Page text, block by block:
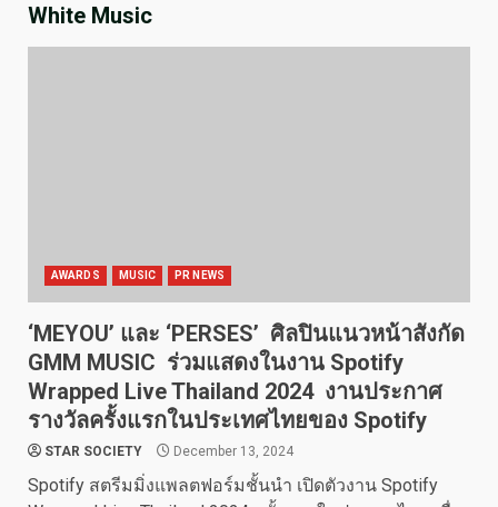
White Music
AWARDS MUSIC PR NEWS
‘MEYOU’ และ ‘PERSES’ ศิลปินแนวหน้าสังกัด
GMM MUSIC ร่วมแสดงในงาน Spotify
Wrapped Live Thailand 2024 งานประกาศ
รางวัลครั้งแรกในประเทศไทยของ Spotify
STAR SOCIETY December 13, 2024
Spotify สตรีมมิ่งแพลตฟอร์มชั้นนำ เปิดตัวงาน Spotify